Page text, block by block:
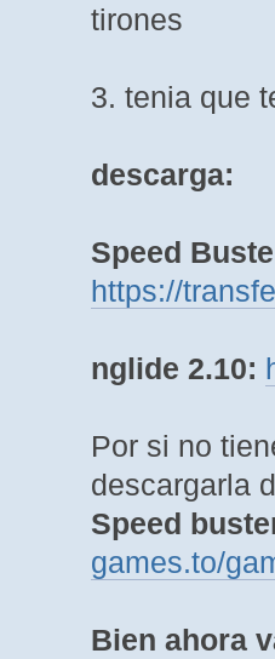
tirones
3. tenia que
descarga:
Speed
https://
nglide 2.10:
Por si no
descargarla
Speed
games.to/
Bien ahora